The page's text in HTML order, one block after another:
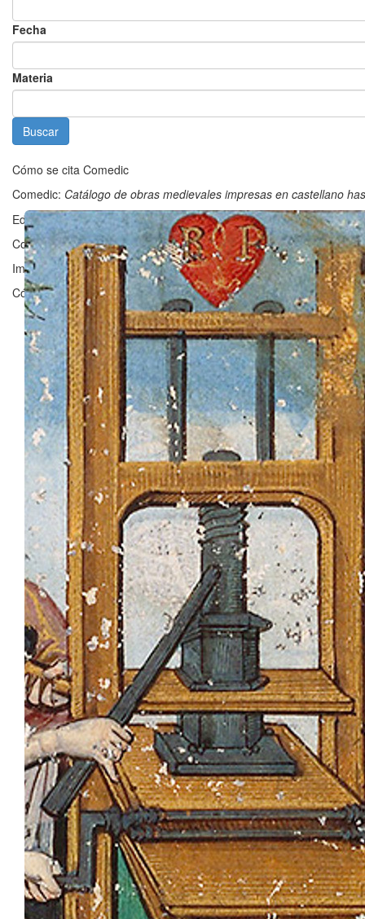
Fecha
Materia
Cómo se cita Comedic
Comedic: Catálogo de obras medievales impresas en castellano
Editado en Zaragoza por ©Grupo Clarisel, Universidad de
Contacto:clarisel@unizar.es
Imagen ©Bibliothèque nationale de France
Código licenciado porFergus ReigbajoGNU Affero General Public